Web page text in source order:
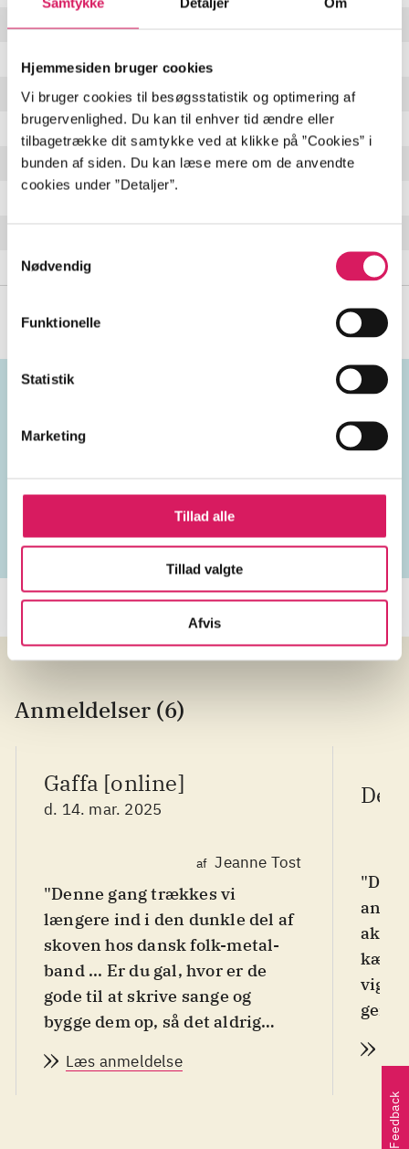
Hjemmesiden bruger cookies
Vi bruger cookies til besøgsstatistik og optimering af
brugervenlighed. Du kan til enhver tid ændre eller
tilbagetrække dit samtykke ved at klikke på ”Cookies” i
bunden af siden. Du kan læse mere om de anvendte
cookies under ”Detaljer”.
Nødvendig
Funktionelle
Statistik
Marketing
Tillad alle
Tillad valgte
Afvis
Tusind År I Dvale
Vår
Utysken 4:41 min
Mod Den Endeløse Skov
Skovfesten 4:10 min
Tudseleg 1:38 min
Emneord
Anmeldelser (6)
Gaffa [online]
d. 14. mar. 2025
af Jeanne Tost
"Denne gang trækkes vi
længere ind i den dunkle del af
skoven hos dansk folk-metal-
band ... Er du gal, hvor er de
gode til at skrive sange og
bygge dem op, så det aldrig
forudsigeligt at lytte til! ... det
Læs anmeldelse
"Det
Feedback